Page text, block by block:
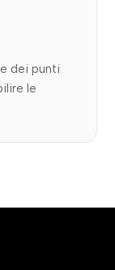
dei punti
le